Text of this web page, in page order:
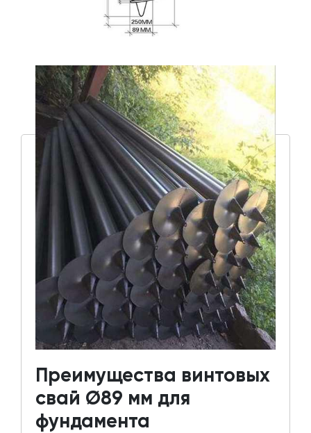
Преимущества винтовых
свай Ø89 мм для
фундамента